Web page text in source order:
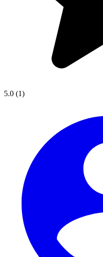
5.0 (1)